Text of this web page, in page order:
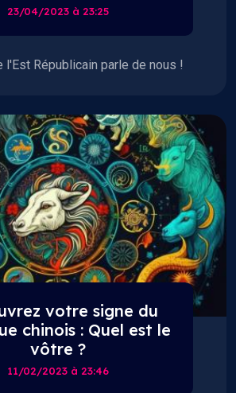
23/04/2023 à 23:25
l'Est Républicain parle de nous !
votre signe du
chinois : Quel est le
vôtre ?‍
11/02/2023 à 23:46